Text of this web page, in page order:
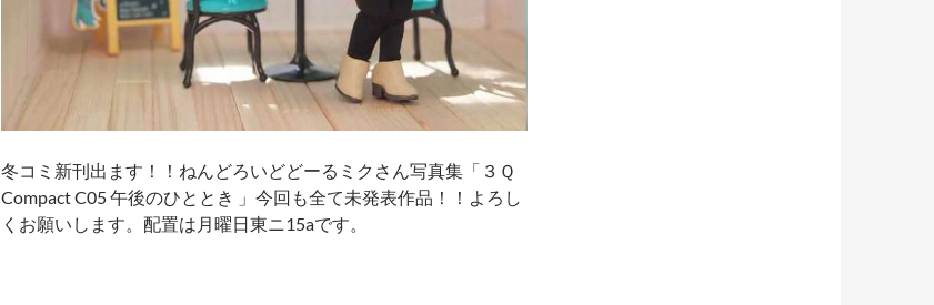
冬コミ新刊出ます！！ねんどろいどどーるミクさん写真集「３Ｑ
Compact C05 午後のひととき 」今回も全て未発表作品！！よろし
くお願いします。配置は月曜日東ニ15aです。